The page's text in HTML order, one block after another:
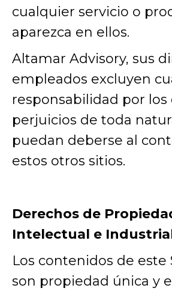
cualquier servicio o
aparezca en ellos.
Altamar Advisory, sus
empleados excluyen
responsabilidad por los
perjuicios de toda
puedan deberse al
estos otros sitios.
Derechos de
Intelectual e
Los contenidos de este
son propiedad única y